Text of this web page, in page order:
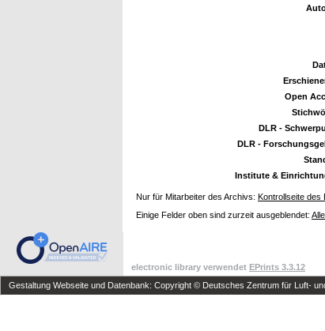
Open
DLR -
DLR -
Institute &
Nur für Mitarbeiter des Archivs: Kontrollseite des
Einige Felder oben sind zurzeit ausgeblendet:
electronic library verwendet EPrints 3.3.12
Gestaltung Webseite und Datenbank: Copyright © Deutsches Zentrum für Luft-